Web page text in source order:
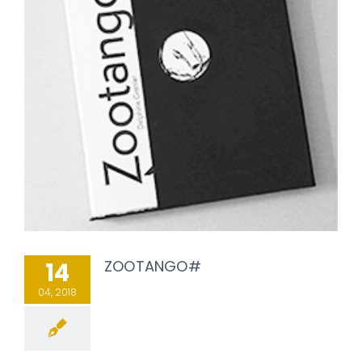
14
04, 2018
ZOOTANGO#